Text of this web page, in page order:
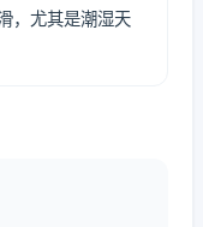
，尤其是潮湿天